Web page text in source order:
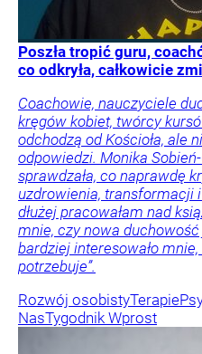
Poszła tropić guru,
co odkryła, całkowicie
Coachowie, nauczyciele
kręgów kobiet, twórcy
odchodzą od Kościoła, ale
odpowiedzi. Monika
sprawdzała, co naprawdę
uzdrowienia, transformacji
dłużej pracowałam nad
mnie, czy nowa duchowość
bardziej interesowało
potrzebuje”.
Rozwój osobistyTerapie
NasTygodnik Wprost